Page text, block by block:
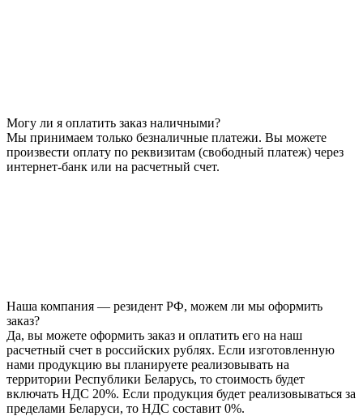
Могу ли я оплатить заказ наличными?
Мы принимаем только безналичные платежи. Вы можете
произвести оплату по реквизитам (свободный платеж) через
интернет-банк или на расчетный счет.
Наша компания — резидент РФ, можем ли мы оформить
заказ?
Да, вы можете оформить заказ и оплатить его на наш
расчетный счет в российских рублях. Если изготовленную
нами продукцию вы планируете реализовывать на
территории Республики Беларусь, то стоимость будет
включать НДС 20%. Если продукция будет реализовываться за
пределами Беларуси, то НДС составит 0%.